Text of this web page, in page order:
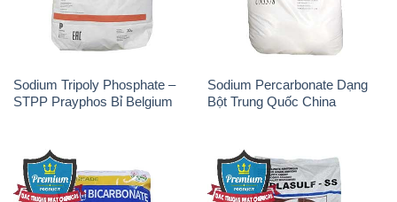
Sodium Tripoly Phosphate –
STPP Prayphos Bỉ Belgium
Sodium Percarbonate Dạng
Bột Trung Quốc China